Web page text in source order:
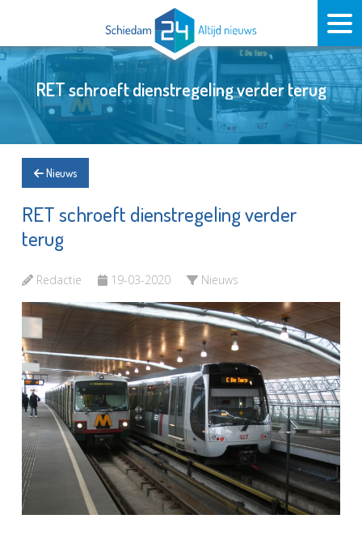
RET schroeft dienstregeling verder terug
Nieuws
RET schroeft dienstregeling verder
terug
Redactie 19-03-2020 Nieuws